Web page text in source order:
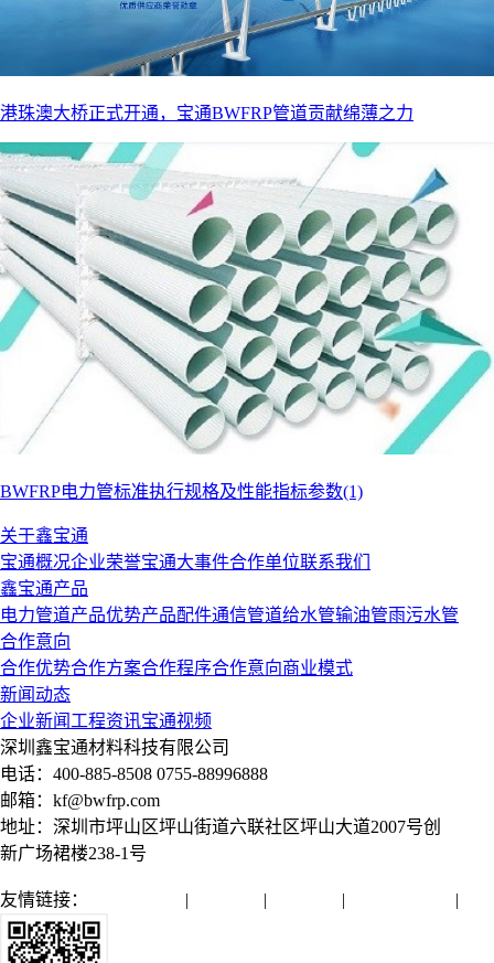
港珠澳大桥正式开通，宝通BWFRP管道贡献绵薄之力
BWFRP电力管标准执行规格及性能指标参数(1)
关于鑫宝通
宝通概况企业荣誉宝通大事件合作单位联系我们
鑫宝通产品
电力管道产品优势产品配件通信管道给水管输油管雨污水管
合作意向
合作优势合作方案合作程序合作意向商业模式
新闻动态
企业新闻 工程资讯宝通视频
深圳鑫宝通材料科技有限公司
电话：400-885-8508 0755-88996888
邮箱：kf@bwfrp.com
地址：深圳市坪山区坪山街道六联社区坪山大道2007号创
新广场裙楼238-1号
友情链接： | | | |